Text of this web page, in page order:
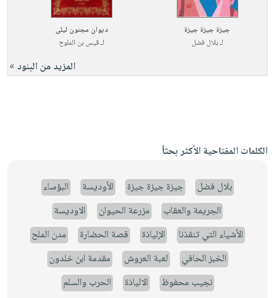
جيزة جيزة جيزة
لـبلال فضل
ديوان مجنون ليلى
لـقيس بن الملوح
المزيد من البنود »
الكلمات المفتاحية الأكثر بحثاً
بلال فضل جيزة جيزة جيزة الأوديسة
البؤساء
الجريمة والعقاب
مزرعة الحيوان
الاوديسة
الأشياء التي تنقذنا
الإلياذة قصة الحضارة
مدن الملح
الخبز الحافي
لعبة العروش
مقدمة ابن خلدون
نجيب محفوظ
الالياذة
الحرب والسلم